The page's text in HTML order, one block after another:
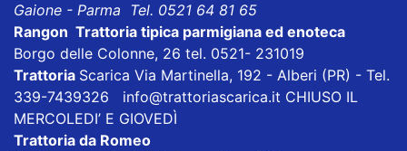
Gaione - Parma Tel. 0521 64 81 65
Rangon Trattoria tipica parmigiana ed enoteca
Borgo delle Colonne, 26 tel. 0521- 231019
Trattoria Scarica Via Martinella, 192 - Alberi (PR) - Tel.
339-7439326 info@trattoriascarica.it CHIUSO IL
MERCOLEDI’ E GIOVEDÌ
Trattoria da Romeo